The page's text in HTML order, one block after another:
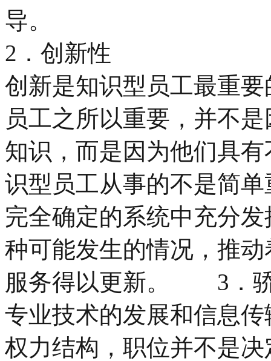
导。
2．创新性
创新是知识型员工最重
员工之所以重要，并不
知识，而是因为他们具
识型员工从事的不是简
完全确定的系统中充分
种可能发生的情况，推
服务得以更新。 3．
专业技术的发展和信息
权力结构，职位并不是